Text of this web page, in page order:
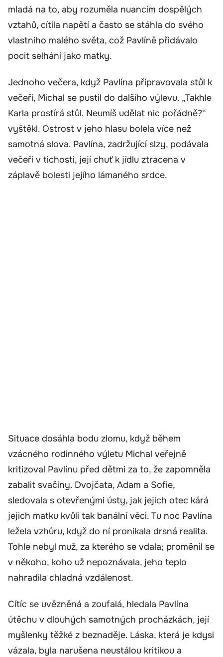
mladá na to, aby rozuměla nuancím dospělých
vztahů, cítila napětí a často se stáhla do svého
vlastního malého světa, což Pavlíně přidávalo
pocit selhání jako matky.
Jednoho večera, když Pavlína připravovala stůl k
večeři, Michal se pustil do dalšího výlevu. „Takhle
Karla prostírá stůl. Neumíš udělat nic pořádně?“
vyštěkl. Ostrost v jeho hlasu bolela více než
samotná slova. Pavlína, zadržující slzy, podávala
večeři v tichosti, její chuť k jídlu ztracena v
záplavě bolesti jejího lámaného srdce.
Situace dosáhla bodu zlomu, když během
vzácného rodinného výletu Michal veřejně
kritizoval Pavlínu před dětmi za to, že zapomněla
zabalit svačiny. Dvojčata, Adam a Sofie,
sledovala s otevřenými ústy, jak jejich otec kárá
jejich matku kvůli tak banální věci. Tu noc Pavlína
ležela vzhůru, když do ní pronikala drsná realita.
Tohle nebyl muž, za kterého se vdala; proměnil se
v někoho, koho už nepoznávala, jeho teplo
nahradila chladná vzdálenost.
Cítíc se uvězněná a zoufalá, hledala Pavlína
útěchu v dlouhých samotných procházkách, její
myšlenky těžké z beznaděje. Láska, která je kdysi
vázala, byla narušena neustálou kritikou a